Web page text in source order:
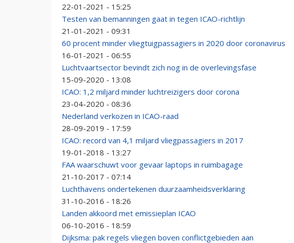
22-01-2021 - 15:25
Testen van bemanningen gaat in tegen ICAO-richtlijn
21-01-2021 - 09:31
60 procent minder vliegtuigpassagiers in 2020 door coronavirus
16-01-2021 - 06:55
Luchtvaartsector bevindt zich nog in de overlevingsfase
15-09-2020 - 13:08
ICAO: 1,2 miljard minder luchtreizigers door corona
23-04-2020 - 08:36
Nederland verkozen in ICAO-raad
28-09-2019 - 17:59
ICAO: record van 4,1 miljard vliegpassagiers in 2017
19-01-2018 - 13:27
FAA waarschuwt voor gevaar laptops in ruimbagage
21-10-2017 - 07:14
Luchthavens ondertekenen duurzaamheidsverklaring
31-10-2016 - 18:26
Landen akkoord met emissieplan ICAO
06-10-2016 - 18:59
Dijksma: pak regels vliegen boven conflictgebieden aan